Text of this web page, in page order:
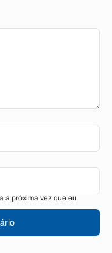
a próxima vez que eu